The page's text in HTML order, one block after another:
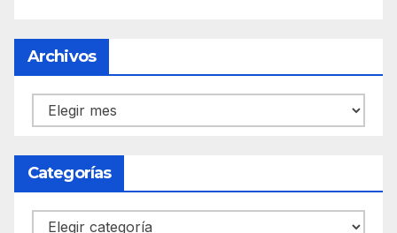
Archivos
Archivos
Categorías
Categorías